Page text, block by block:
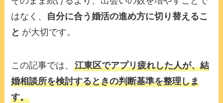
はなく、 自分に合う婚活の進め方に切り替えるこ
と が大切です。
この記事では、江東区でアプリ疲れした人が、結
婚相談所を検討するときの判断基準を整理しま
す。